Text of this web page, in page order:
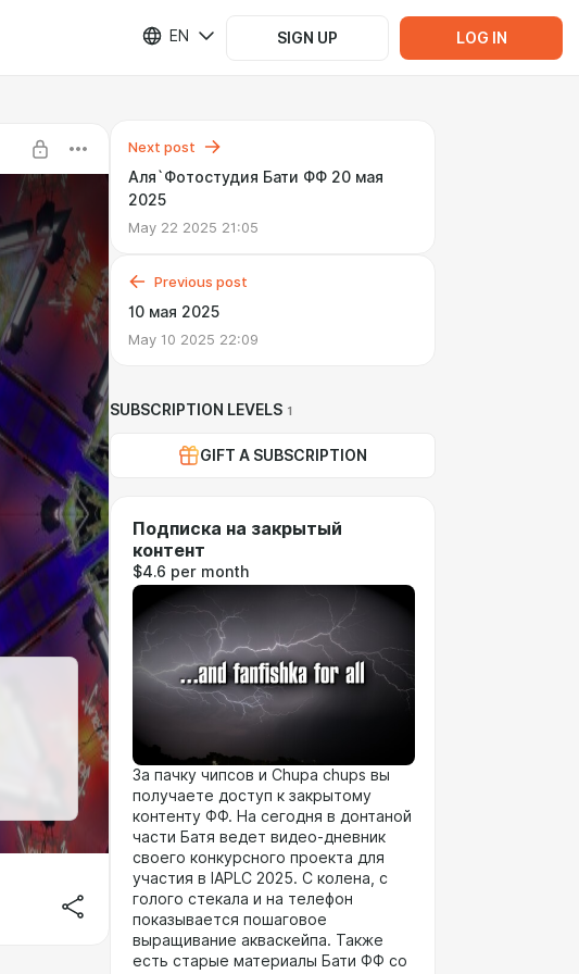
EN SIGN UP LOG IN
Next post
Аля`Фотостудия Бати ФФ 20 мая
2025
May 22 2025 21:05
Previous post
10 мая 2025
May 10 2025 22:09
SUBSCRIPTION LEVELS 1
GIFT A SUBSCRIPTION
Подписка на закрытый
контент
$4.6 per month
За пачку чипсов и Chupa chups вы
получаете доступ к закрытому
контенту ФФ. На сегодня в донтаной
части Батя ведет видео-дневник
своего конкурсного проекта для
участия в IAPLC 2025. С колена, с
голого стекала и на телефон
показывается пошаговое
выращивание акваскейпа. Также
есть старые материалы Бати ФФ со